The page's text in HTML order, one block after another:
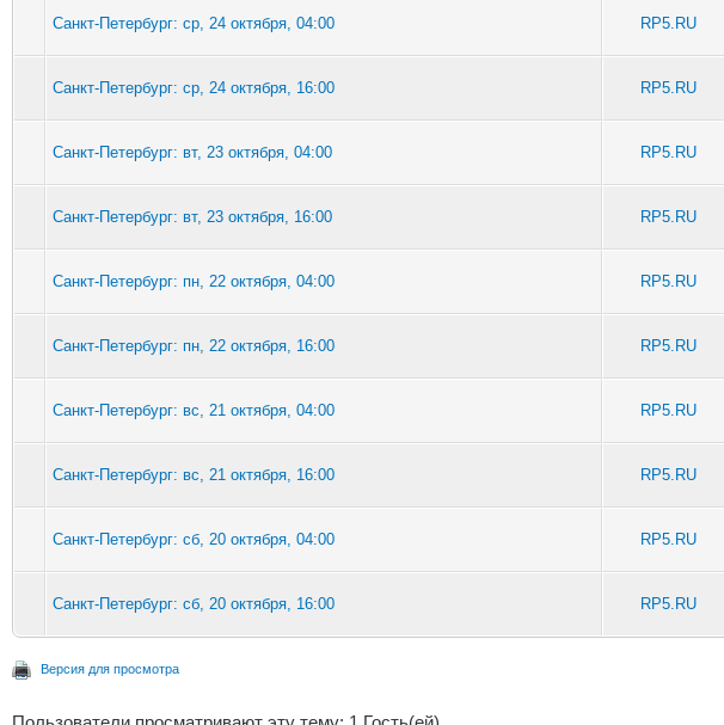
Санкт-Петербург: ср, 24 октября, 04:00 RP5.RU
Санкт-Петербург: ср, 24 октября, 16:00 RP5.RU
Санкт-Петербург: вт, 23 октября, 04:00 RP5.RU
Санкт-Петербург: вт, 23 октября, 16:00 RP5.RU
Санкт-Петербург: пн, 22 октября, 04:00 RP5.RU
Санкт-Петербург: пн, 22 октября, 16:00 RP5.RU
Санкт-Петербург: вс, 21 октября, 04:00 RP5.RU
Санкт-Петербург: вс, 21 октября, 16:00 RP5.RU
Санкт-Петербург: сб, 20 октября, 04:00 RP5.RU
Санкт-Петербург: сб, 20 октября, 16:00 RP5.RU
Версия для просмотра